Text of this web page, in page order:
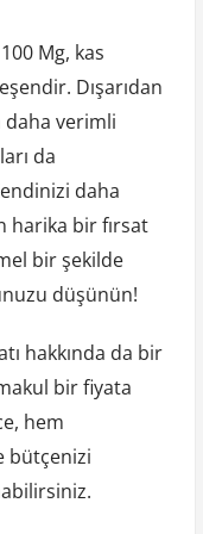
Mg, kas
Dışarıdan
verimli
da
daha
harika bir fırsat
bir şekilde
düşünün!
hakkında da bir
bir fiyata
hem
bütçenizi